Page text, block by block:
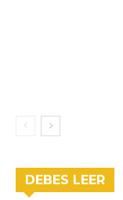
DEBES LEER